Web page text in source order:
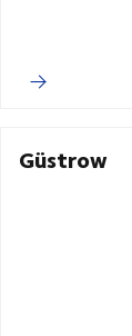
Güstrow